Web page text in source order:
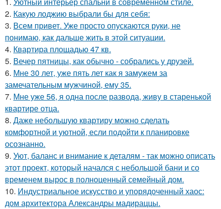
2. Какую лоджию выбрали бы для себя:
3. Всем привет. Уже просто опускаются руки, не
понимаю, как дальше жить в этой ситуации.
4. Квартира площадью 47 кв.
5. Вечер пятницы, как обычно - собрались у друзей.
6. Мне 30 лет, уже пять лет как я замужем за
замечательным мужчиной, ему 35.
7. Мне уже 56, я одна после развода, живу в старенькой
квартире отца.
8. Даже небольшую квартиру можно сделать
комфортной и уютной, если подойти к планировке
осознанно.
9. Уют, баланс и внимание к деталям - так можно описать
этот проект, который начался с небольшой бани и со
временем вырос в полноценный семейный дом.
10. Индустриальное искусство и упорядоченный хаос:
дом архитектора Александры мадираццы.